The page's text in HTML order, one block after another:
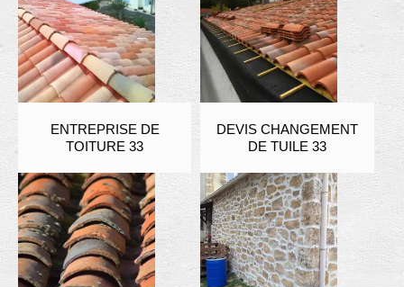
ENTREPRISE DE
TOITURE 33
DEVIS CHANGEMENT
DE TUILE 33